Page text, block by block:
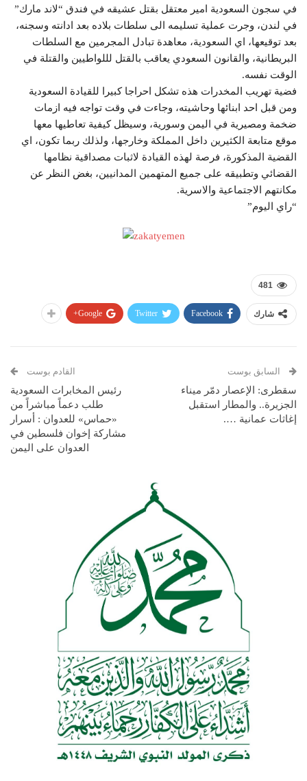
في سجون السعودية امير معتقل بقتل عشيقه في فندق “لاند مارك”
في لندن، وجرت عملية تسليمه الى سلطات بلاده بعد ادانته وسجنه،
بعد توقيعها، اي السعودية، معاهدة تبادل المجرمين مع السلطات
البريطانية، والقانون السعودي يعاقب بالقتل لللواطيين والقتلة في
الوقت نفسه.
فضية تهريب المخدرات هذه تشكل احراجا كبيرا للقيادة السعودية
ومن قبل احد ابنائها وحاشيته، وجاءت في وقت تواجه فيه ازمات
ضخمة ومصيرية في اليمن وسورية، وسيظل كيفية تعاطيها معها
موقع متابعة الكثيرين داخل المملكة وخارجها، ولذلك ربما تكون، اي
القضية المذكورة، فرصة لهذه القيادة لاثبات مصداقية نظامها
القضائي وتطبيقه على جميع المتهمين المدانيين، بغض النظر عن
مكانتهم الاجتماعية والاسرية.
“راي اليوم”
481
شارك Facebook
Twitter
Google+
السابق بوست
سقطرى: الإعصار دمّر ميناء
الجزيرة.. والمطار استقبل
إغاثات عمانية ….
القادم بوست
رئيس المخابرات السعودية
طلب دعماً مباشراً من
«حماس» للعدوان : أسرار
مشاركة إخوان فلسطين في
العدوان على اليمن